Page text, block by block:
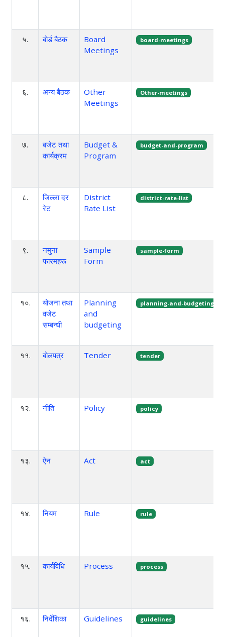
५. बोर्ड बैठक
Board
Meetings
board-meetings
६. अन्य बैठक
Other
Meetings
Other-meetings
७.
बजेट तथा
कार्यक्रम
Budget &
Program
budget-and-program
८.
जिल्ला दर
रेट
District
Rate List
district-rate-list
९.
नमुना
फारमहरू
Sample
Form
sample-form
१०.
योजना तथा
वजेट
सम्बन्धी
Planning
and
budgeting
planning-and-budgeting
११. बोलपत्र Tender tender
१२. नीति Policy policy
१३. ऐन Act act
१४. नियम Rule rule
१५. कार्यविधि Process process
१६. निर्देशिका Guidelines guidelines